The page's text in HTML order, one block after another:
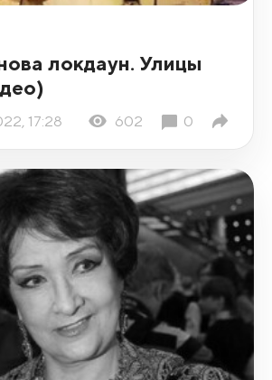
локдаун. Улицы
17:28 602 0